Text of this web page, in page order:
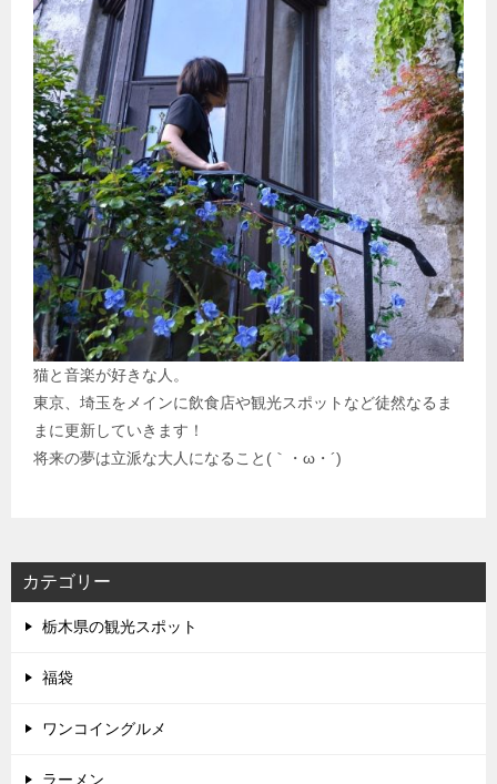
猫と音楽が好きな人。
東京、埼玉をメインに飲食店や観光スポットなど徒然なるま
まに更新していきます！
将来の夢は立派な大人になること(｀・ω・´)
カテゴリー
栃木県の観光スポット
福袋
ワンコイングルメ
ラーメン